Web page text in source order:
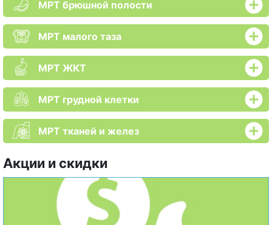
МРТ брюшной полости
МРТ малого таза
МРТ ЖКТ
МРТ грудной клетки
МРТ тканей и желез
Акции и скидки